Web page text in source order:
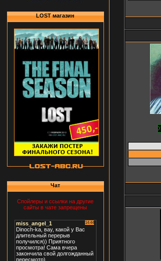
LOST магазин
Чат
Спойлеры и ссылки на другие
сайты в чате запрещены